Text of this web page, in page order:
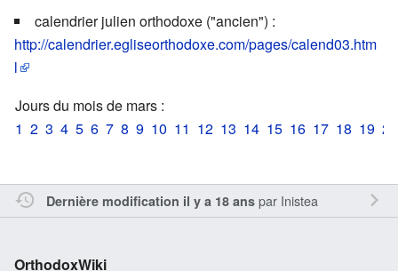
calendrier julien orthodoxe ("ancien") :
http://calendrier.egliseorthodoxe.com/pages/calend03.htm
l
Jours du mois de mars :
1 2 3 4 5 6 7 8 9 10 11 12 13 14 15 16 17 18 19 20
Dernière modification il y a 18 anspar Inistea
OrthodoxWiki